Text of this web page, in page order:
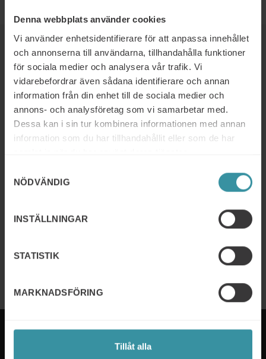
Denna webbplats använder cookies
Vi använder enhetsidentifierare för att anpassa innehållet
och annonserna till användarna, tillhandahålla funktioner
för sociala medier och analysera vår trafik. Vi
vidarebefordrar även sådana identifierare och annan
information från din enhet till de sociala medier och
annons- och analysföretag som vi samarbetar med.
Dessa kan i sin tur kombinera informationen med annan
information som du har tillhandahållit eller som de har
NÖDVÄNDIG
INSTÄLLNINGAR
STATISTIK
MARKNADSFÖRING
Tillåt alla
Liknande
01/01/2025 - 31/12/2025
Kostnadsfri workshop för er
ledningsgrupp
Läs mer